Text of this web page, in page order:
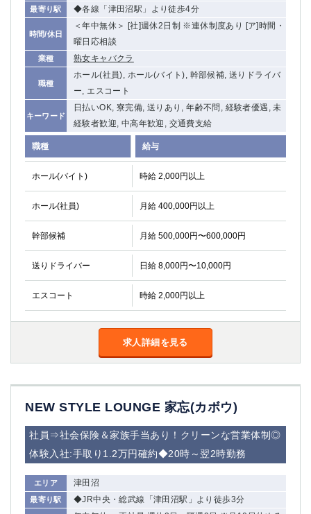
最寄り駅 ◆各線「津田沼駅」より徒歩4分
時間/休日
＜年中無休＞ [社]週休2日制 ※連休制度あり [ア]時間・
曜日応相談
業種 熟女キャバクラ
職種
ホール(社員), ホール(バイト), 幹部候補, 送りドライバ
ー, エスコート
キーワード
日払いOK, 寮完備, 送りあり, 年齢不問, 経験者優遇, 未
経験者歓迎, 中高年歓迎, 交通費支給
職種 給与
ホール(バイト) 時給 2,000円以上
ホール(社員) 月給 400,000円以上
幹部候補 月給 500,000円〜600,000円
送りドライバー 日給 8,000円〜10,000円
エスコート 時給 2,000円以上
求人詳細を見る
NEW STYLE LOUNGE 家忘(カボウ)
社員⇒社会保険＆家族手当あり！クリーンな営業体制◎
体験入社:手取り1.2万円確約◆20時～翌2時勤務
エリア 津田沼
最寄り駅
◆JR中央・総武線「津田沼駅」より徒歩3分
八千代台
本八幡
浦安
栃木県
宇都宮
小山
東武宇都宮（宇都宮西口）
茨城県
土浦 ひたち野うしく
群馬県
該当求人 0件 選択した内容で設定